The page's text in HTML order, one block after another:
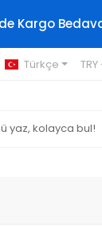
Kargo
Türkçe